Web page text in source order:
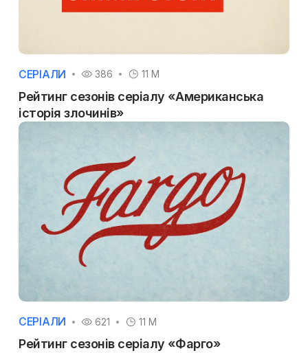
СЕРІАЛИ 386 11 M
Рейтинг сезонів серіалу «Американська
історія злочинів»
СЕРІАЛИ 621 11 M
Рейтинг сезонів серіалу «Фарго»